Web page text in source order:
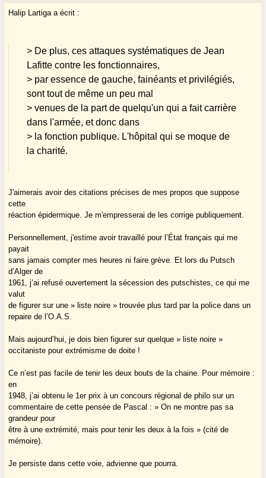
Halip Lartiga a écrit :
> De plus, ces attaques systématiques de Jean
Lafitte contre les fonctionnaires,
> par essence de gauche, fainéants et privilégiés,
sont tout de même un peu mal
> venues de la part de quelqu'un qui a fait carrière
dans l'armée, et donc dans
> la fonction publique. L'hôpital qui se moque de
la charité.
J'aimerais avoir des citations précises de mes propos que suppose
cette
réaction épidermique. Je m'empresserai de les corrige publiquement.
Personnellement, j'estime avoir travaillé pour l’État français qui me
payait
sans jamais compter mes heures ni faire grève. Et lors du Putsch
d’Alger de
1961, j’ai refusé ouvertement la sécession des putschistes, ce qui me
valut
de figurer sur une » liste noire » trouvée plus tard par la police dans un
repaire de l’O.A.S.
Mais aujourd’hui, je dois bien figurer sur quelque » liste noire »
occitaniste pour extrémisme de doite !
Ce n’est pas facile de tenir les deux bouts de la chaine. Pour mémoire :
en
1948, j’ai obtenu le 1er prix à un concours régional de philo sur un
commentaire de cette pensée de Pascal : » On ne montre pas sa
grandeur pour
être à une extrémité, mais pour tenir les deux à la fois » (cité de
mémoire).
Je persiste dans cette voie, advienne que pourra.